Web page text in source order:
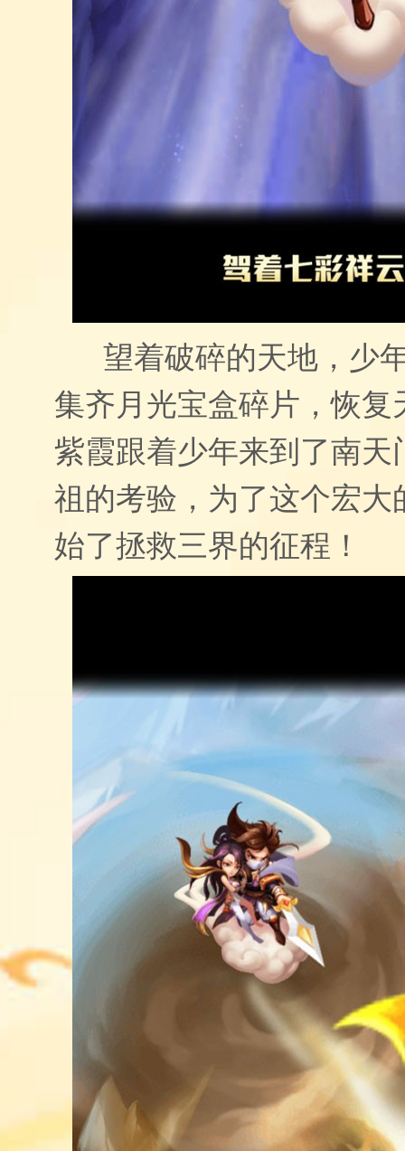
望着破碎的天地，少
集齐月光宝盒碎片，恢
紫霞跟着少年来到了南
祖的考验，为了这个宏
始了拯救三界的征程！